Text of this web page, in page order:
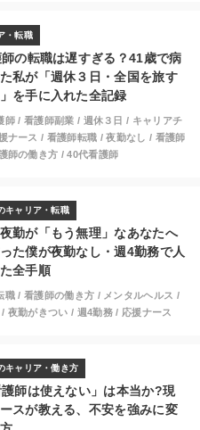
・転職
の転職は遅すぎる？41歳で病
私が「週休３日・全国を旅す
を手に入れた全記録
師/ 看護師副業 / 週休３日 / キャリアチ
ナース / 看護師転職 /夜勤なし / 看護師
師の働き方 /40代看護師
キャリア・転職
勤が「もう無理」なあなたへ
った僕が夜勤なし・週4勤務で人
全手順
職/ 看護師の働き方 / メンタルヘルス /
夜勤がきつい / 週4勤務 / 応援ナース
キャリア・働き方
護師は使えない」は本当か?現
スが教える、不安を強みに変